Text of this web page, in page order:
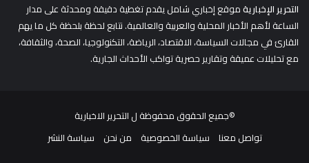
التحرير الإخباريةموقع إخباري شامل يقدم تغطية دقيقة ومحدثة على مدار
الساعة لأهم الأخبار المحلية والعربية والعالمية. نتابع لحظة بلحظة كل ما يهم
القارئ في مجالات السياسة، الاقتصاد، الرياضة، التكنولوجيا، الصحة، والثقافة،
مع تحليلات عميقة وتقارير حصرية تواكب الأحداث الجارية.
©جميع الحقوق محفوظة ل التحرير الاخبارية
تواصل معنا
سياسة الخصوصية من نحن سياسة النشر